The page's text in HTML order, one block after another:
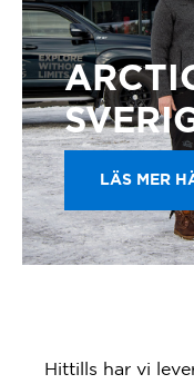
LÄS MER
Hittills har vi